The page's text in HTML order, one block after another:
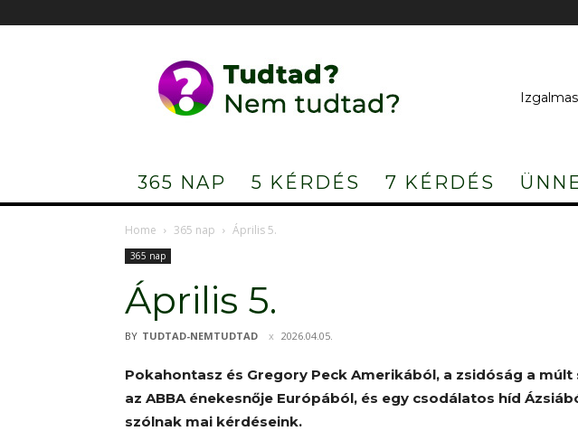
Nem
tudtad?
365 NAP 5 KÉRDÉS 7 KÉRDÉS
Home 365 nap Április 5.
365 nap
Április 5.
BY TUDTAD-NEMTUDTAD 2026.04.05.
Pokahontasz és Gregory Peck Amerikából, a zsidóság a múlt
az ABBA énekesnője Európából, és egy csodálatos híd
szólnak mai kérdéseink.